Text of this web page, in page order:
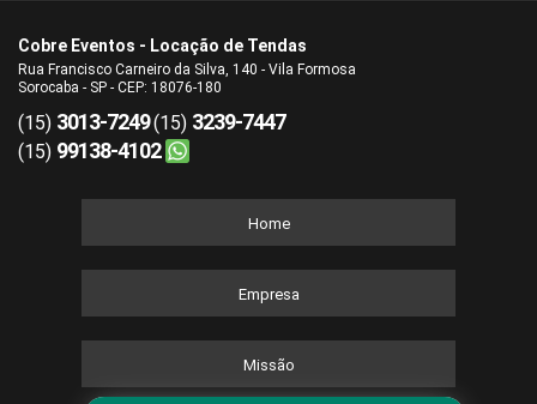
Cobre Eventos - Locação de Tendas
Rua Francisco Carneiro da Silva, 140 - Vila Formosa
Sorocaba - SP - CEP: 18076-180
(15) 3013-7249(15) 3239-7447
(15) 99138-4102
Home
Empresa
Missão